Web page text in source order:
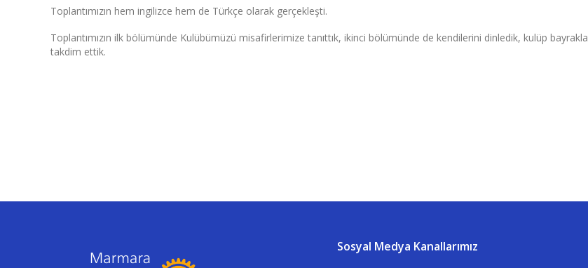
Toplantımızın hem ingilizce hem de Türkçe olarak gerçekleşti.
Toplantımızın ilk bölümünde Kulübümüzü misafirlerimize tanıttık, ikinci bölümünde de kendilerini dinledik, kulüp
takdim ettik.
Sosyal Medya Kanallarımız